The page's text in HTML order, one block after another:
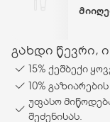
გახდი წევრი,
15% ქეშბექი
10%
უფასო
შეძენისას.